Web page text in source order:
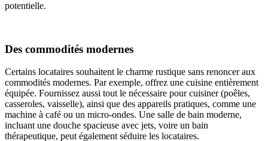
potentielle.
Des commodités modernes
Certains locataires souhaitent le charme rustique sans renoncer aux
commodités modernes. Par exemple, offrez une cuisine entièrement
équipée. Fournissez aussi tout le nécessaire pour cuisiner (poêles,
casseroles, vaisselle), ainsi que des appareils pratiques, comme une
machine à café ou un micro-ondes. Une salle de bain moderne,
incluant une douche spacieuse avec jets, voire un bain
thérapeutique, peut également séduire les locataires.